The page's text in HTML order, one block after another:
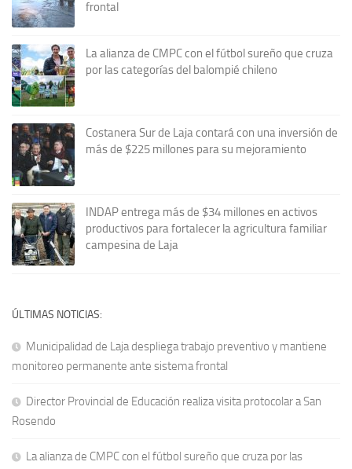
frontal
La alianza de CMPC con el fútbol sureño que cruza
por las categorías del balompié chileno
Costanera Sur de Laja contará con una inversión de
más de $225 millones para su mejoramiento
INDAP entrega más de $34 millones en activos
productivos para fortalecer la agricultura familiar
campesina de Laja
ÚLTIMAS NOTICIAS:
Municipalidad de Laja despliega trabajo preventivo y mantiene
monitoreo permanente ante sistema frontal
Director Provincial de Educación realiza visita protocolar a San
Rosendo
La alianza de CMPC con el fútbol sureño que cruza por las